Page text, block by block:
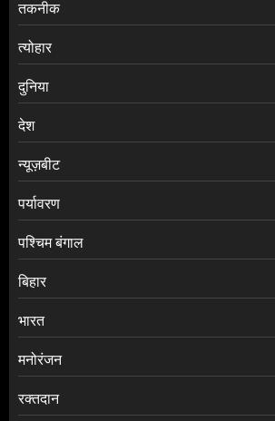
तकनीक
त्योहार
दुनिया
देश
न्यूज़बीट
पर्यावरण
पश्चिम बंगाल
बिहार
भारत
मनोरंजन
रक्तदान